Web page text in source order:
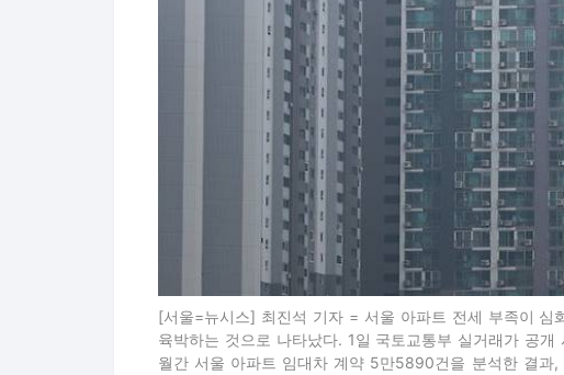
[서울=뉴시스] 최진석 기자 = 서울 아파트 전세 부족이 심
육박하는 것으로 나타났다. 1일 국토교통부 실거래가 공
월간 서울 아파트 임대차 계약 5만5890건을 분석한 결과